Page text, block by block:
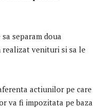
separam doua
venituri si sa le
actiunilor pe care
va fi impozitata pe baza